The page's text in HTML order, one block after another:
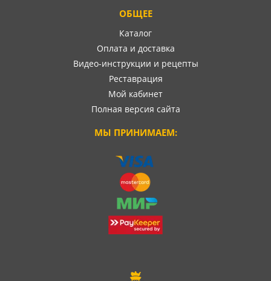
ОБЩЕЕ
Каталог
Оплата и доставка
Видео-инструкции и рецепты
Реставрация
Мой кабинет
Полная версия сайта
МЫ ПРИНИМАЕМ: